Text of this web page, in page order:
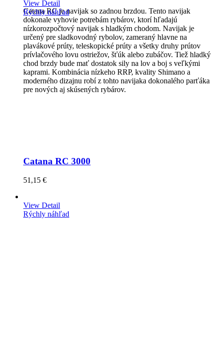
Catana RC je navijak so zadnou brzdou. Tento navijak
dokonale vyhovie potrebám rybárov, ktorí hľadajú
nízkorozpočtový navijak s hladkým chodom. Navijak je
určený pre sladkovodný rybolov, zameraný hlavne na
plavákové prúty, teleskopické prúty a všetky druhy prútov
prívlačového lovu ostriežov, šťúk alebo zubáčov. Tiež hladký
chod brzdy bude mať dostatok sily na lov a boj s veľkými
kaprami. Kombinácia nízkeho RRP, kvality Shimano a
moderného dizajnu robí z tohto navijaka dokonalého parťáka
pre nových aj skúsených rybárov.
View Detail
Rýchly náhľad
Catana RC 3000
51,15 €
View Detail
Rýchly náhľad